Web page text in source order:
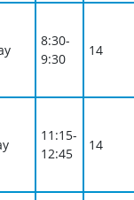
8:30-
9:30
14
11:15-
12:45
14